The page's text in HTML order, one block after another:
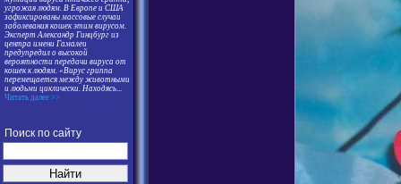
угрожая людям. В Европе и США
зафиксированы массовые случаи
заболевания кошек этим вирусом.
Эксперт Александр Гинцбург из
центра имени Гамалеи
предупредил о высокой
вероятности передачи вируса от
кошек к людям. «Вирус гриппа
перемещается между животными
и людьми циклически. Находясь...
Читать далее >>
Поиск по сайту